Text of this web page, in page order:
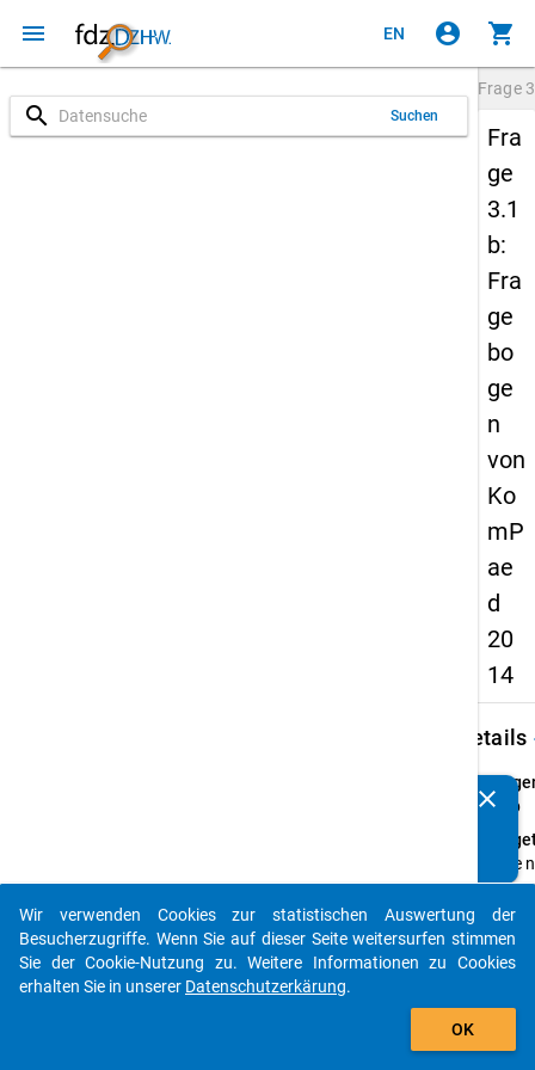
menu EN account_circle shopping_cart
search Suchen
Frage
Fra
ge
3.1
b:
Fra
ge
bo
ge
n
von
Ko
mP
ae
d
20
14
Details
3.1b
Bitte
Ihre
Ihren
sowie
clear
auto_stories
add_shopping_cart
Wir verwenden Cookies zur statistischen Auswertung der
Besucherzugriffe. Wenn Sie auf dieser Seite weitersurfen stimmen
Sie der Cookie-Nutzung zu. Weitere Informationen zu Cookies
erhalten Sie in unserer Datenschutzerkärung.
OK